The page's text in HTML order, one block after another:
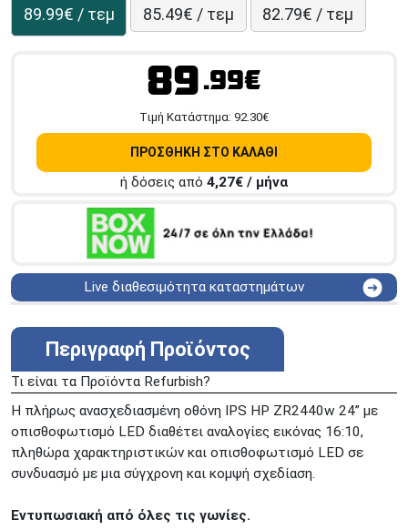
89.99€ / τεμ
85.49€ / τεμ
82.79€ / τεμ
89.99€
Tιμή Κατάστημα: 92.30€
ΠΡΟΣΘΗΚΗ ΣΤΟ ΚΑΛΑΘΙ
ή δόσεις από 4,27€ / μήνα
Live διαθεσιμότητα καταστημάτων
ΑΘΗΝΑ
Στουρνάρη 27
ΠΕΡΙΣΤΕΡΙ
Εθν. Μακαρίου 19
ΠΕΙΡΑΙΑΣ
Κονδύλη
ΜΕΤΑΜΟΡΦΩΣΗ
Τατοϊόυ 117
ΓΛΥΦΑΔΑ
A. Παπανδρέου 4
ΚΟΛΩΝΟΣ
Πτολεμαίου Κλαύδιου 8
Δωδεκανήσου 28 &
Περιγραφή Προϊόντος
Τι είναι τα Προϊόντα Refurbish?
Η πλήρως ανασχεδιασμένη οθόνη IPS HP ZR2440w 24” με
οπισθοφωτισμό LED διαθέτει αναλογίες εικόνας 16:10,
πληθώρα χαρακτηριστικών και οπισθοφωτισμό LED σε
συνδυασμό με μια σύγχρονη και κομψή σχεδίαση.
Εντυπωσιακή από όλες τις γωνίες.